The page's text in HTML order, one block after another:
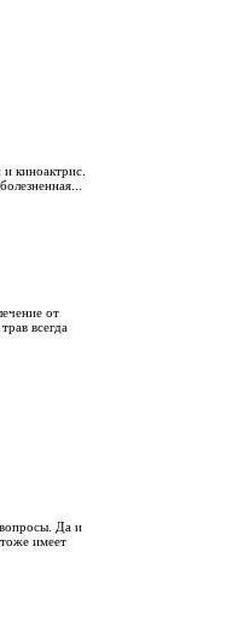
киноактрис.
от
всегда
Да и
имеет